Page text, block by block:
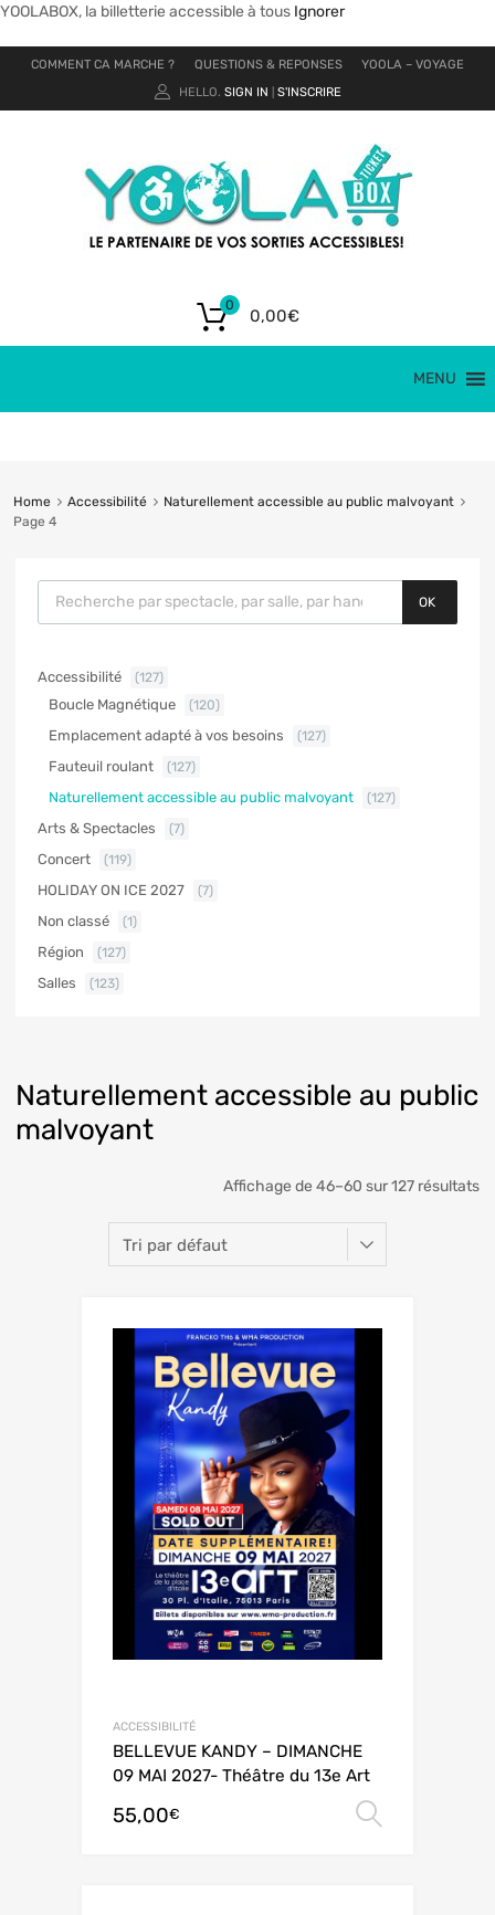
YOOLABOX, la billetterie accessible à tous Ignorer
COMMENT CA MARCHE ? QUESTIONS & REPONSES
YOOLA – VOYAGE
HELLO. SIGN IN S'INSCRIRE
0,00€
0
MENU
Home Accessibilité
Naturellement accessible au public malvoyant
Page 4
Naturellement accessible au public
malvoyant
Affichage de 46–60 sur 127 résultats
ACCESSIBILITÉ
BELLEVUE KANDY – DIMANCHE
09 MAI 2027- Théâtre du 13e Art
55,00€
OK
Accessibilité (127)
Boucle Magnétique (120)
Emplacement adapté à vos besoins (127)
Fauteuil roulant (127)
Naturellement accessible au public malvoyant (127)
Arts & Spectacles (7)
Concert (119)
HOLIDAY ON ICE 2027 (7)
Non classé (1)
Région (127)
Salles (123)